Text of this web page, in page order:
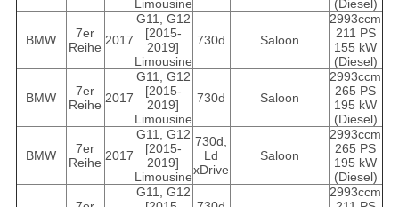
Limousine
(Diesel)
BMW
7er
Reihe 2017
G11, G12
[2015-
2019]
Limousine
730d Saloon
2993ccm
211 PS
155 kW
(Diesel)
BMW
7er
Reihe 2017
G11, G12
[2015-
2019]
Limousine
730d Saloon
2993ccm
265 PS
195 kW
(Diesel)
BMW
7er
Reihe 2017
G11, G12
[2015-
2019]
Limousine
730d,
Ld
xDrive
Saloon
2993ccm
265 PS
195 kW
(Diesel)
G11, G12
2993ccm